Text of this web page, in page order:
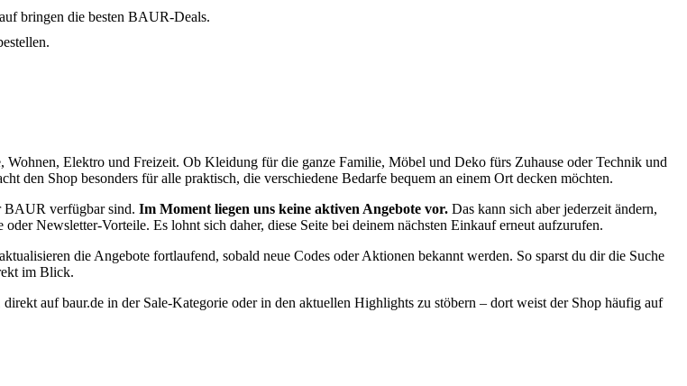
bringen die besten BAUR-Deals.
Elektro und Freizeit. Ob Kleidung für die ganze Familie, Möbel und Deko fürs Zuhause oder Technik und
den Shop besonders für alle praktisch, die verschiedene Bedarfe bequem an einem Ort decken möchten.
BAUR verfügbar sind. Im Moment liegen uns keine aktiven Angebote vor. Das kann sich aber jederzeit ändern,
Newsletter-Vorteile. Es lohnt sich daher, diese Seite bei deinem nächsten Einkauf erneut aufzurufen.
die Angebote fortlaufend, sobald neue Codes oder Aktionen bekannt werden. So sparst du dir die Suche
im Blick.
auf baur.de in der Sale-Kategorie oder in den aktuellen Highlights zu stöbern – dort weist der Shop häufig auf